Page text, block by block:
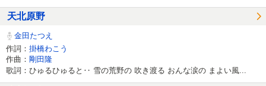
天北原野
金田たつえ
作詞： 掛橋わこう
作曲： 剛田隆
歌詞：ひゅるひゅると‥ 雪の荒野の 吹き渡る おんな涙の まよい風...